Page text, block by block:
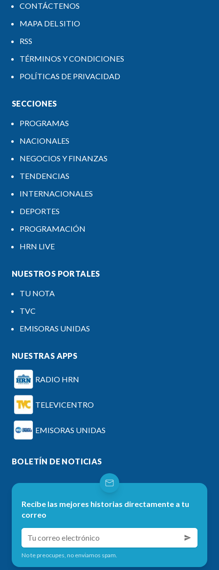
CONTÁCTENOS
MAPA DEL SITIO
RSS
TÉRMINOS Y CONDICIONES
POLÍTICAS DE PRIVACIDAD
SECCIONES
PROGRAMAS
NACIONALES
NEGOCIOS Y FINANZAS
TENDENCIAS
INTERNACIONALES
DEPORTES
PROGRAMACIÓN
HRN LIVE
NUESTROS PORTALES
TU NOTA
TVC
EMISORAS UNIDAS
NUESTRAS APPS
RADIO HRN
TELEVICENTRO
EMISORAS UNIDAS
BOLETÍN DE NOTICIAS
Recibe las mejores historias directamente a tu
correo
No te preocupes, no enviamos spam.